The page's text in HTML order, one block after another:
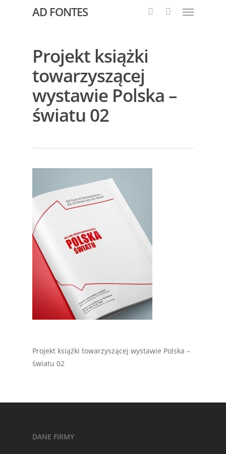
AD FONTES
Projekt książki
towarzyszącej
wystawie Polska –
światu 02
Projekt książki towarzyszącej wystawie Polska –
światu 02
DANE FIRMY